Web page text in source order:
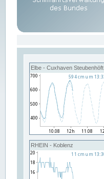
Elbe - Cuxhaven Steubenhöft
RHEIN - Koblenz